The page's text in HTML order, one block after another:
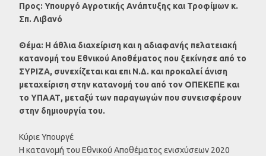
Προς: Υπουργό Αγροτικής Ανάπτυξης και Τροφίμων κ.
Σπ. Λιβανό
Θέμα: Η άθλια διαχείριση και η αδιαφανής πελατειακή
κατανομή του Εθνικού Αποθέματος που ξεκίνησε από το
ΣΥΡΙΖΑ, συνεχίζεται και επι Ν.Δ. και προκαλεί άνιση
μεταχείριση στην κατανομή του από τον ΟΠΕΚΕΠΕ και
το ΥΠΑΑΤ, μεταξύ των παραγωγών που συνεισφέρουν
στην δημιουργία του.
Κύριε Υπουργέ
Η κατανομή του Εθνικού Αποθέματος ενισχύσεων 2020